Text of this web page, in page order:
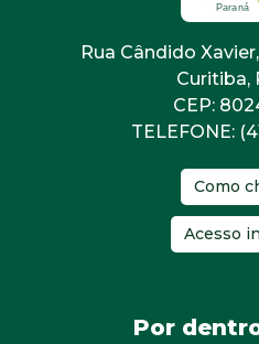
Rua Cândido
Curitiba,
CEP:
TELEFONE:
Como
Acesso
Por